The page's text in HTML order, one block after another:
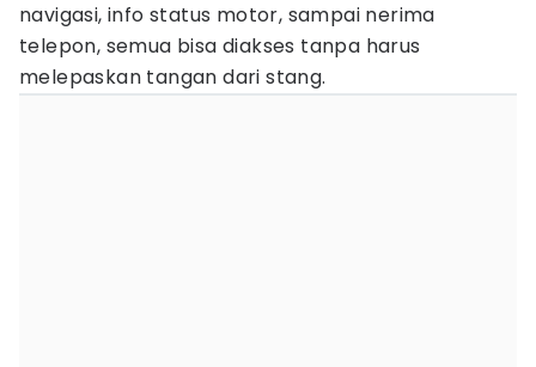
navigasi, info status motor, sampai nerima
telepon, semua bisa diakses tanpa harus
melepaskan tangan dari stang.